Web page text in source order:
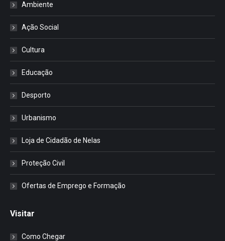
Ambiente
Ação Social
Cultura
Educação
Desporto
Urbanismo
Loja de Cidadão de Nelas
Proteção Civil
Ofertas de Emprego e Formação
Visitar
Como Chegar